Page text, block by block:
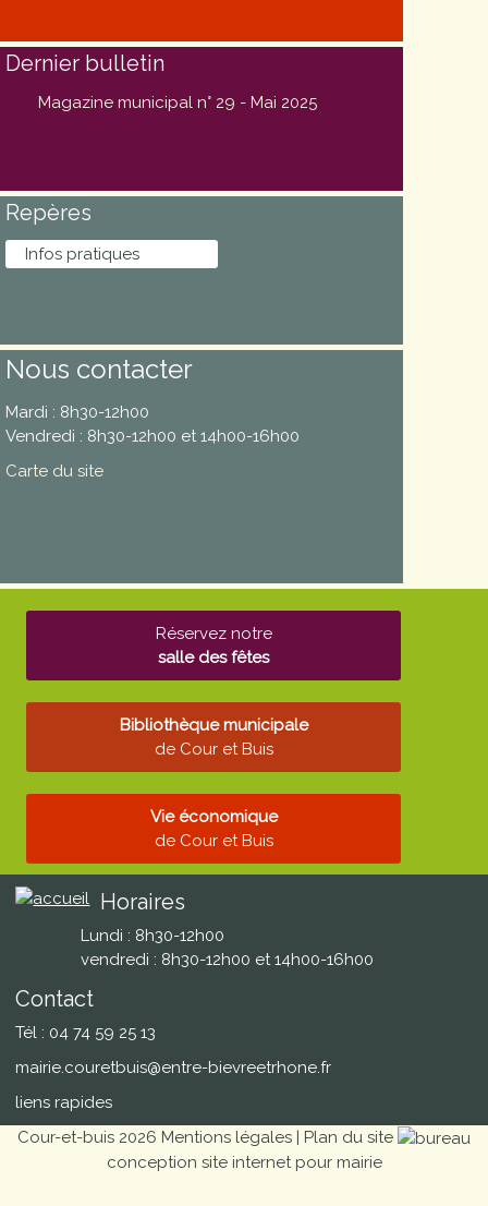
Dernier bulletin
Magazine municipal n° 29 - Mai 2025
Repères
Infos pratiques
Nous contacter
Mardi : 8h30-12h00
Vendredi : 8h30-12h00 et 14h00-16h00
Carte du site
Réservez notre
salle des fêtes
Bibliothèque municipale
de Cour et Buis
Vie économique
de Cour et Buis
Horaires
Lundi : 8h30-12h00
vendredi : 8h30-12h00 et 14h00-16h00
Contact
Tél : 04 74 59 25 13
mairie.couretbuis@entre-bievreetrhone.fr
liens rapides
Cour-et-buis 2026 Mentions légales | Plan du site
conception site internet pour mairie